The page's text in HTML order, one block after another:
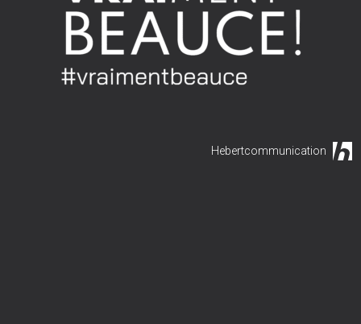
Hebertcommunication